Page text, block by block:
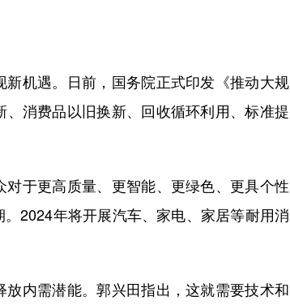
机遇。日前，国务院正式印发《推动大规
消费品以旧换新、回收循环利用、标准提
于更高质量、更智能、更绿色、更具个性
2024年将开展汽车、家电、家居等耐用消
内需潜能。郭兴田指出，这就需要技术和